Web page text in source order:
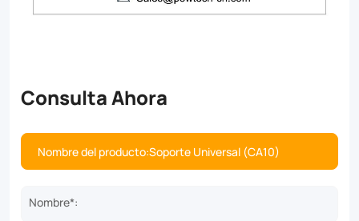
Consulta Ahora
Nombre*: